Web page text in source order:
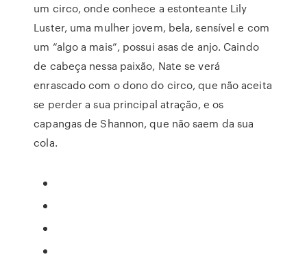
um circo, onde conhece a estonteante Lily
Luster, uma mulher jovem, bela, sensível e com
um “algo a mais”, possui asas de anjo. Caindo
de cabeça nessa paixão, Nate se verá
enrascado com o dono do circo, que não aceita
se perder a sua principal atração, e os
capangas de Shannon, que não saem da sua
cola.